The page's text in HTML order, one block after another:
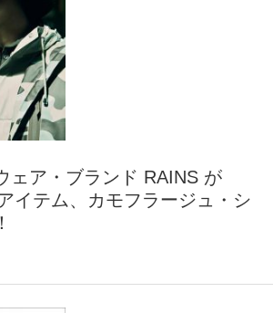
ェア・ブランド RAINS が
イテム、カモフラージュ・シ